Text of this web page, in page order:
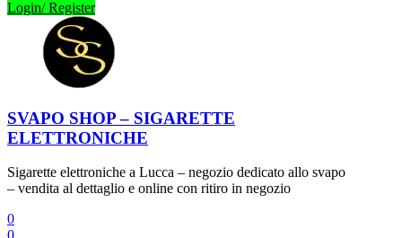
Login/ Register
SVAPO SHOP – SIGARETTE
ELETTRONICHE
Sigarette elettroniche a Lucca – negozio dedicato allo svapo
– vendita al dettaglio e online con ritiro in negozio
0